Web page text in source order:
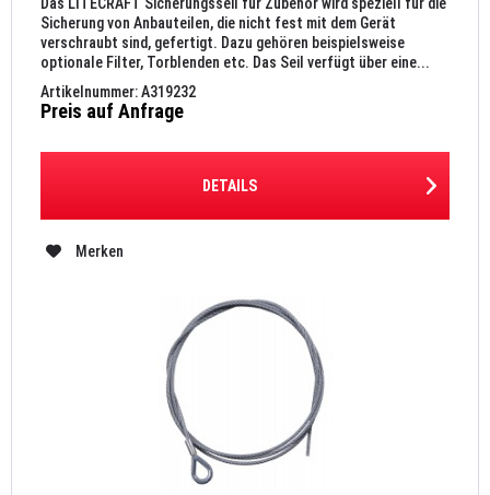
Sicherung von Anbauteilen, die nicht fest mit dem Gerät
verschraubt sind, gefertigt. Dazu gehören beispielsweise
optionale Filter, Torblenden etc. Das Seil verfügt über eine...
Artikelnummer: A319232
Preis auf Anfrage
DETAILS
Merken